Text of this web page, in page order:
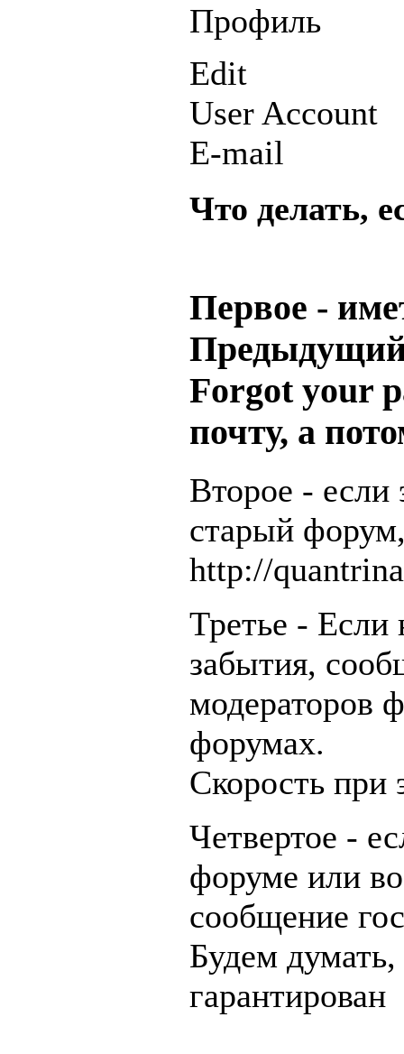
Профиль
Edit
User Account
E-mail
Что делать,
Первое -
Предыдущий
Forgot your
почту, а
Второе - если
старый
http://
Третье - Если
забытия,
модераторов
форумах.
Скорость при
Четвертое -
форуме или
сообщение
Будем думать,
гарантирован